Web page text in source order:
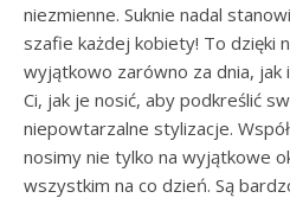
niezmienne. Suknie nadal
szafie każdej kobiety! To dzięki
wyjątkowo zarówno za dnia,
Ci, jak je nosić, aby podkreślić
niepowtarzalne stylizacje.
nosimy nie tylko na wyjątkowe
wszystkim na co dzień. Są